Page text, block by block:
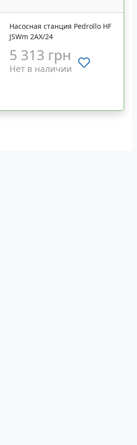
Насосная станция Pedrollo HF
JSWm 2AX/24
5 313 грн
Нет в наличии